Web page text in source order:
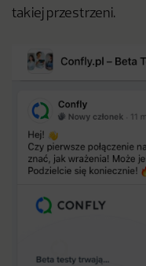
takiej przestrzeni.